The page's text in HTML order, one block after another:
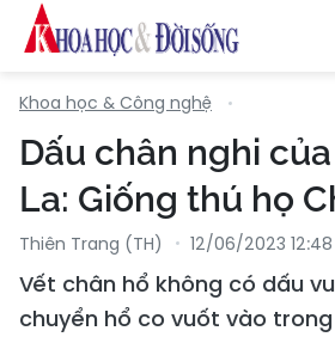
Khoa học & Công nghệ
Dấu chân nghi
La: Giống thú họ
Thiên Trang (TH) 12/06/2023 12:48
Vết chân hổ không có dấu
chuyển hổ co vuốt vào